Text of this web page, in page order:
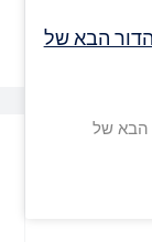
הבא של
הבא של